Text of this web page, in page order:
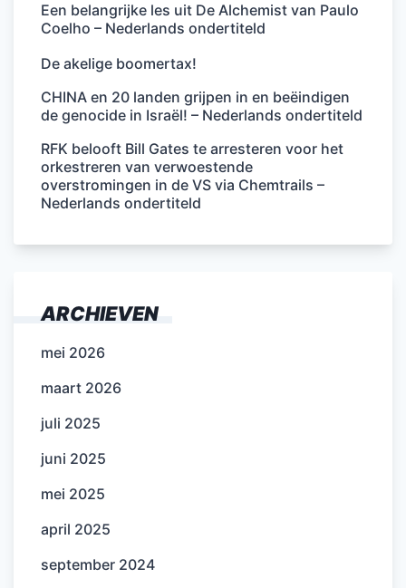
Een belangrijke les uit De Alchemist van Paulo
Coelho – Nederlands ondertiteld
De akelige boomertax!
CHINA en 20 landen grijpen in en beëindigen
de genocide in Israël! – Nederlands ondertiteld
RFK belooft Bill Gates te arresteren voor het
orkestreren van verwoestende
overstromingen in de VS via Chemtrails –
Nederlands ondertiteld
ARCHIEVEN
mei 2026
maart 2026
juli 2025
juni 2025
mei 2025
april 2025
september 2024